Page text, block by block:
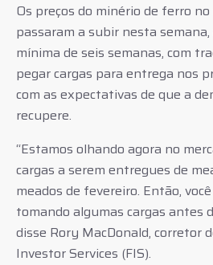
Os preços do minério de ferro
passaram a subir nesta
mínima de seis semanas, com
pegar cargas para entrega nos
com as expectativas de que a
recupere.
“Estamos olhando agora no
cargas a serem entregues de
meados de fevereiro. Então,
tomando algumas cargas antes
disse Rory MacDonald, corretor
Investor Services (FIS).